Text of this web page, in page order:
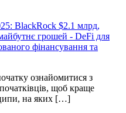
BlackRock $2.1 млрд,
грошей - DeFi для
фінансування та
ознайомитися з
щоб краще
на яких […]